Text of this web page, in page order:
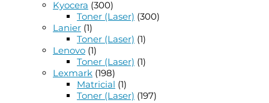
Kyocera (300)
Toner (Laser) (300)
Lanier (1)
Toner (Laser) (1)
Lenovo (1)
Toner (Laser) (1)
Lexmark (198)
Matricial (1)
Toner (Laser) (197)